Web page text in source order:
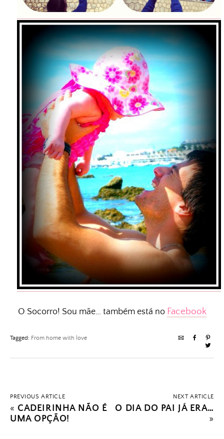
O Socorro! Sou mãe… também está no Facebook
Tagged: From home with love
PREVIOUS ARTICLE
« CADEIRINHA NÃO É
UMA OPÇÃO!
NEXT ARTICLE
O DIA DO PAI JÁ ERA…
»